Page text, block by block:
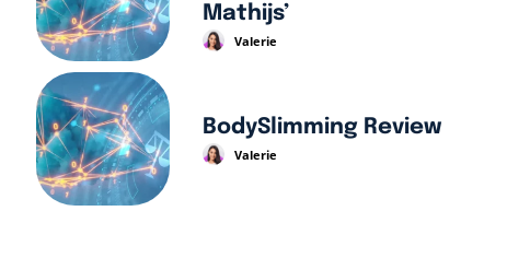
Mathijs’
Valerie
BodySlimming Review
Valerie